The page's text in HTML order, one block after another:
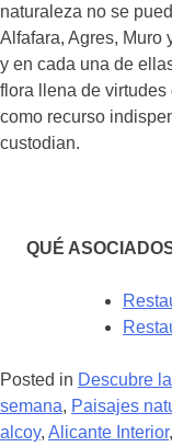
naturaleza no se
Alfafara, Agres, Muro
y en cada una de
flora llena de
como recurso
custodian.
QUÉ
Posted in Descubre
semana, Paisajes
alcoy, Alicante Interior,